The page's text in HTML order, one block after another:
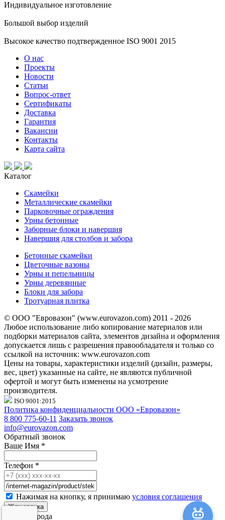
Индивидуальное изготовление
Большой выбор изделий
Высокое качество подтвержденное ISO 9001 2015
О нас
Проекты
Новости
Статьи
Вопрос-ответ
Сертификаты
Доставка
Гарантия
Вакансии
Контакты
Карта сайта
Каталог
Скамейки
Металлические скамейки
Парковочные ограждения
Урны бетонные
Заборные блоки и навершия
Навершия для столбов и забора
Бетонные скамейки
Цветочные вазоны
Урны и пепельницы
Урны деревянные
Блоки для забора
Тротуарная плитка
© ООО "Евровазон" (www.eurovazon.com) 2011 - 2026
Любое использование либо копирование материалов или
подборки материалов сайта, элементов дизайна и оформления
допускается лишь с разрешения правообладателя и только со
ссылкой на источник: www.eurovazon.com
Цены на товары, характеристики изделий (дизайн, размеры,
вес, цвет) указанные на сайте, не являются публичной
офертой и могут быть изменены на усмотрение
производителя.
ISO 9001:2015
Политика конфиденциальности ООО «Евровазон»
8 800 775-60-11 Заказать звонок
info@eurovazon.com
Обратный звонок
Ваше Имя *
Телефон *
Нажимая на кнопку, я принимаю условия соглашения
Выбор города